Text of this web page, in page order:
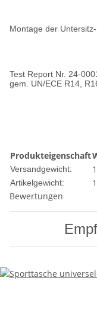
Montage der
Test Report Nr. 24-
gem. UN/ECE R14,
Produkteigenschaft
Versandgewicht:
Artikelgewicht:
Bewertungen